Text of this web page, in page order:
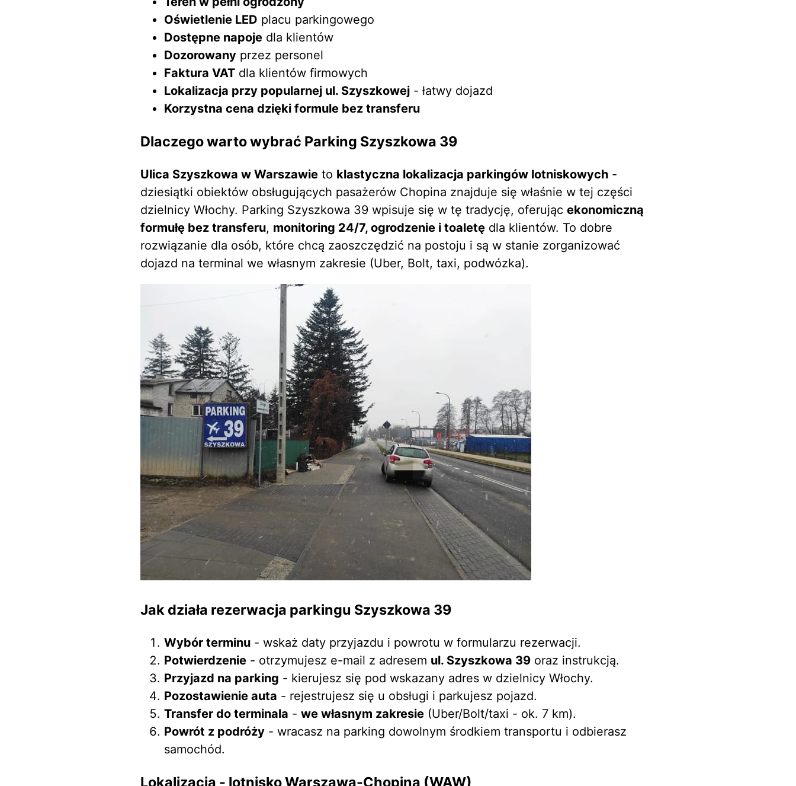
Oświetlenie LED placu parkingowego
Dostępne napoje dla klientów
Dozorowany przez personel
Faktura VAT dla klientów firmowych
Lokalizacja przy popularnej ul. Szyszkowej - łatwy dojazd
Korzystna cena dzięki formule bez transferu
Dlaczego warto wybrać Parking Szyszkowa 39
Ulica Szyszkowa w Warszawie to klastyczna lokalizacja parkingów lotniskowych -
dziesiątki obiektów obsługujących pasażerów Chopina znajduje się właśnie w tej części
dzielnicy Włochy. Parking Szyszkowa 39 wpisuje się w tę tradycję, oferując ekonomiczną
formułę bez transferu, monitoring 24/7, ogrodzenie i toaletę dla klientów. To dobre
rozwiązanie dla osób, które chcą zaoszczędzić na postoju i są w stanie zorganizować
dojazd na terminal we własnym zakresie (Uber, Bolt, taxi, podwózka).
Jak działa rezerwacja parkingu Szyszkowa 39
Wybór terminu - wskaż daty przyjazdu i powrotu w formularzu rezerwacji.
Potwierdzenie - otrzymujesz e-mail z adresem ul. Szyszkowa 39 oraz instrukcją.
Przyjazd na parking - kierujesz się pod wskazany adres w dzielnicy Włochy.
Pozostawienie auta - rejestrujesz się u obsługi i parkujesz pojazd.
Transfer do terminala - we własnym zakresie (Uber/Bolt/taxi - ok. 7 km).
Powrót z podróży - wracasz na parking dowolnym środkiem transportu i odbierasz
samochód.
Lokalizacja - lotnisko Warszawa-Chopina (WAW)